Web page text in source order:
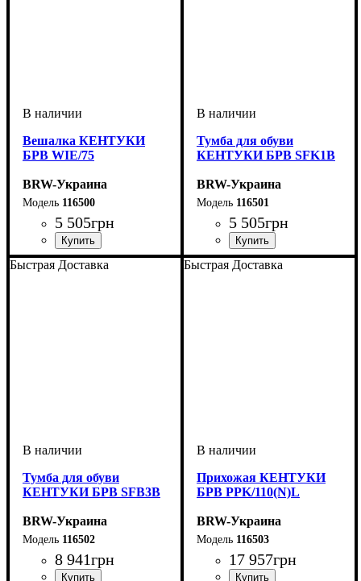
Вешалка КЕНТУКИ
БРВ WIE/75
BRW-Украина
116500
5 505грн
ширина, мм: 750
высота, мм: 1440
глубина, мм: 30
Тумба для обуви
КЕНТУКИ БРВ SFK1B
BRW-Украина
116501
5 505грн
ширина, мм: 800
высота, мм: 500
глубина, мм: 350
Быстрая Доставка
Тумба для обуви
КЕНТУКИ БРВ SFB3B
BRW-Украина
116502
8 941грн
Быстрая Доставка
Прихожая КЕНТУКИ
БРВ PPK/110(N)L
BRW-Украина
116503
17 957грн